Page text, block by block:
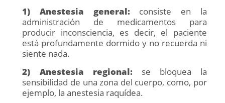
1) Anestesia general:consiste en la
administración de medicamentos para
producir inconsciencia, es decir, el paciente
está profundamente dormido y no recuerda ni
siente nada.
2) Anestesia regional:se bloquea la
sensibilidad de una zona del cuerpo, como, por
ejemplo, la anestesia raquídea.